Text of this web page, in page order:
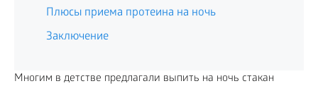
Плюсы приема протеина на ночь
Заключение
Многим в детстве предлагали выпить на ночь стакан